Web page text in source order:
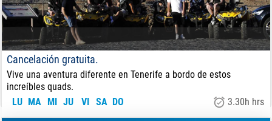
Cancelación gratuita.
Vive una aventura diferente en Tenerife a bordo de estos
increíbles quads.
LU MA MI JU VI SA DO 3.30h hrs